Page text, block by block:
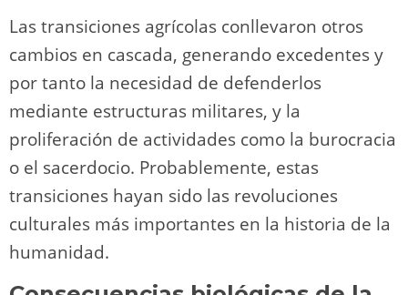
Las transiciones agrícolas conllevaron otros
cambios en cascada, generando excedentes y
por tanto la necesidad de defenderlos
mediante estructuras militares, y la
proliferación de actividades como la burocracia
o el sacerdocio. Probablemente, estas
transiciones hayan sido las revoluciones
culturales más importantes en la historia de la
humanidad.